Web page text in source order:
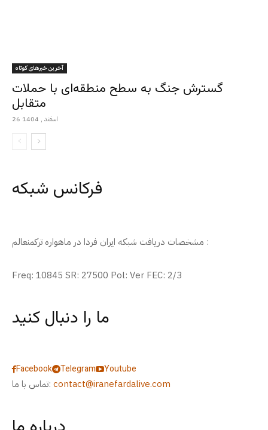
آخرین خبرهای کوتاه
گسترش جنگ به سطح منطقه‌ای با حملات
متقابل
26 اسفند , 1404
فرکانس شبکه
مشخصات دریافت شبکه ایران فردا در ماهواره ترکمنعالم :
Freq: 10845 SR: 27500 Pol: Ver FEC: 2/3
ما را دنبال کنید
Facebook Telegram
Youtube
تماس با ما: contact@iranefardalive.com